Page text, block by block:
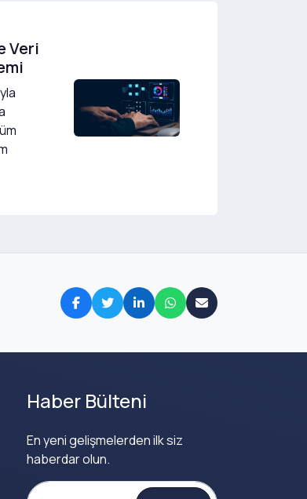
Veri
Haber Bülteni
En yeni gelişmelerden ilk siz
haberdar olun.